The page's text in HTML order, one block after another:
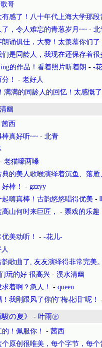
歌哥
感了！八十年代上海大学那段
，令人难忘的青葱岁月~~ - 北
诵俱佳，大赞！太羡慕你们了
是同龄人，我现在还保存着很
的作品！看着照片听着朗 - -
！
- 老好人
满满的同龄人的回忆！太感慨
幽
茜西
真好听~~ - 北青
- 老猫嚎两嗓
的美人歌喉演绎着沉鱼、落雁
棒！
- gzzyy
嗨真棒！古韵悠悠唱得优美 -
山何时来巨匠，
- 票戏的乐趣
美动听！
- -花儿-
歌曲了, 友友演绎得非常完美
玩的好 很高兴 - 溪水清幽
着啊？急人！
- queen
我刚跟风了你的“梅花泪”呢！
の夏》 - 叶雨㊣
！佩服你！
- 茜西
原创很唯美，每个字节，每个